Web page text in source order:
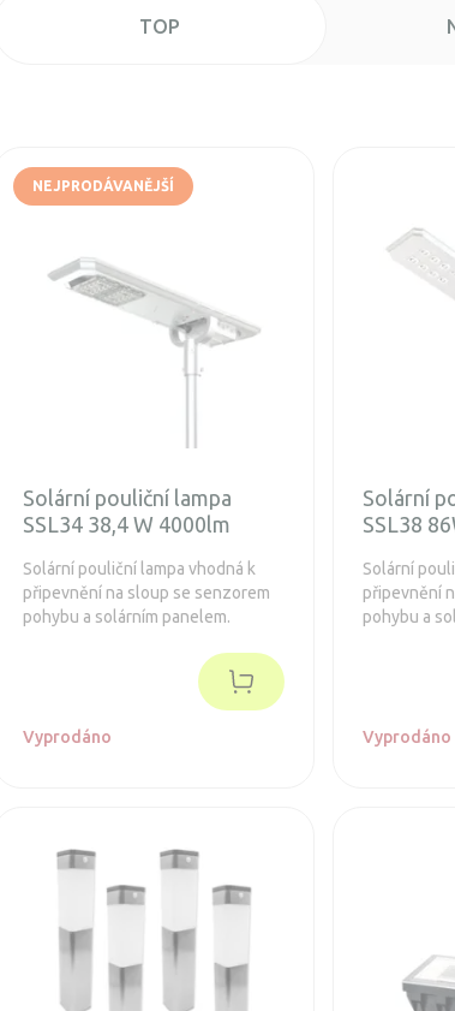
TOP
NEJPRODÁVANĚJŠÍ
Solární pouliční lampa
SSL34 38,4 W 4000lm
Solární pouliční lampa vhodná k
připevnění na sloup se senzorem
pohybu a solárním panelem.
Vyprodáno
Solární
SSL38
Solární
připevnění
pohybu a
Vyprodáno